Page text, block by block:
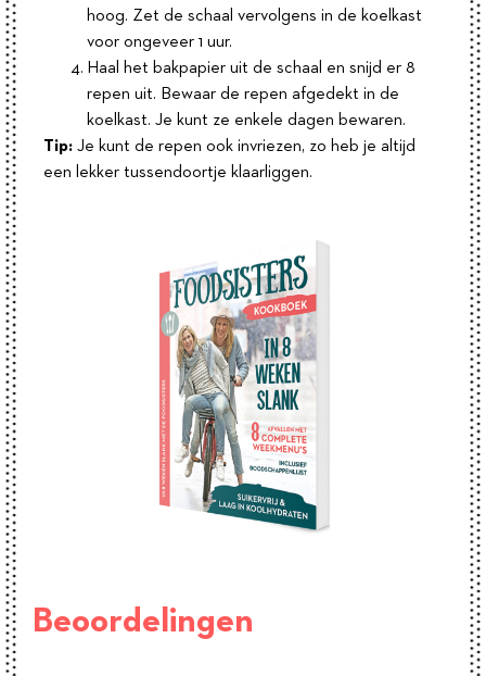
hoog. Zet de schaal vervolgens in de koelkast
voor ongeveer 1 uur.
Haal het bakpapier uit de schaal en snijd er 8
repen uit. Bewaar de repen afgedekt in de
koelkast. Je kunt ze enkele dagen bewaren.
Tip: Je kunt de repen ook invriezen, zo heb je altijd
een lekker tussendoortje klaarliggen.
Beoordelingen